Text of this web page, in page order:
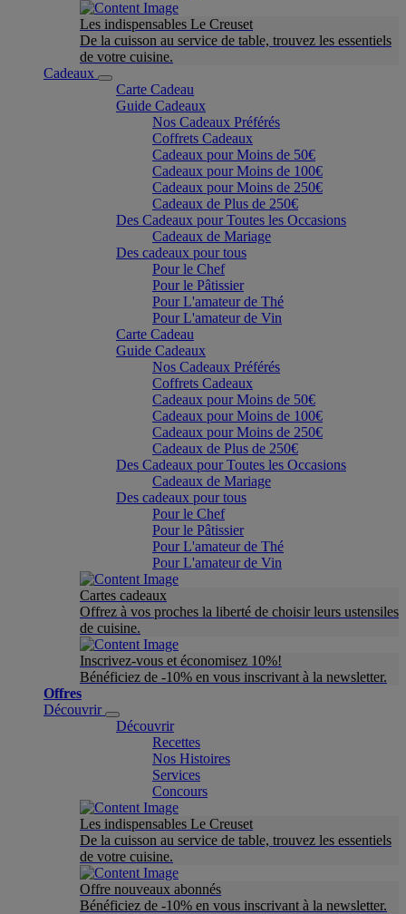
Les indispensables Le Creuset
De la cuisson au service de table, trouvez les essentiels
de votre cuisine.
Cadeaux
Carte Cadeau
Guide Cadeaux
Nos Cadeaux Préférés
Coffrets Cadeaux
Cadeaux pour Moins de 50€
Cadeaux pour Moins de 100€
Cadeaux pour Moins de 250€
Cadeaux de Plus de 250€
Des Cadeaux pour Toutes les Occasions
Cadeaux de Mariage
Des cadeaux pour tous
Pour le Chef
Pour le Pâtissier
Pour L'amateur de Thé
Pour L'amateur de Vin
Carte Cadeau
Guide Cadeaux
Nos Cadeaux Préférés
Coffrets Cadeaux
Cadeaux pour Moins de 50€
Cadeaux pour Moins de 100€
Cadeaux pour Moins de 250€
Cadeaux de Plus de 250€
Des Cadeaux pour Toutes les Occasions
Cadeaux de Mariage
Des cadeaux pour tous
Pour le Chef
Pour le Pâtissier
Pour L'amateur de Thé
Pour L'amateur de Vin
Cartes cadeaux
Offrez à vos proches la liberté de choisir leurs ustensiles
de cuisine.
Inscrivez-vous et économisez 10%!
Bénéficiez de -10% en vous inscrivant à la newsletter.
Offres
Découvrir
Découvrir
Recettes
Nos Histoires
Services
Concours
Les indispensables Le Creuset
De la cuisson au service de table, trouvez les essentiels
de votre cuisine.
Offre nouveaux abonnés
Bénéficiez de -10% en vous inscrivant à la newsletter.